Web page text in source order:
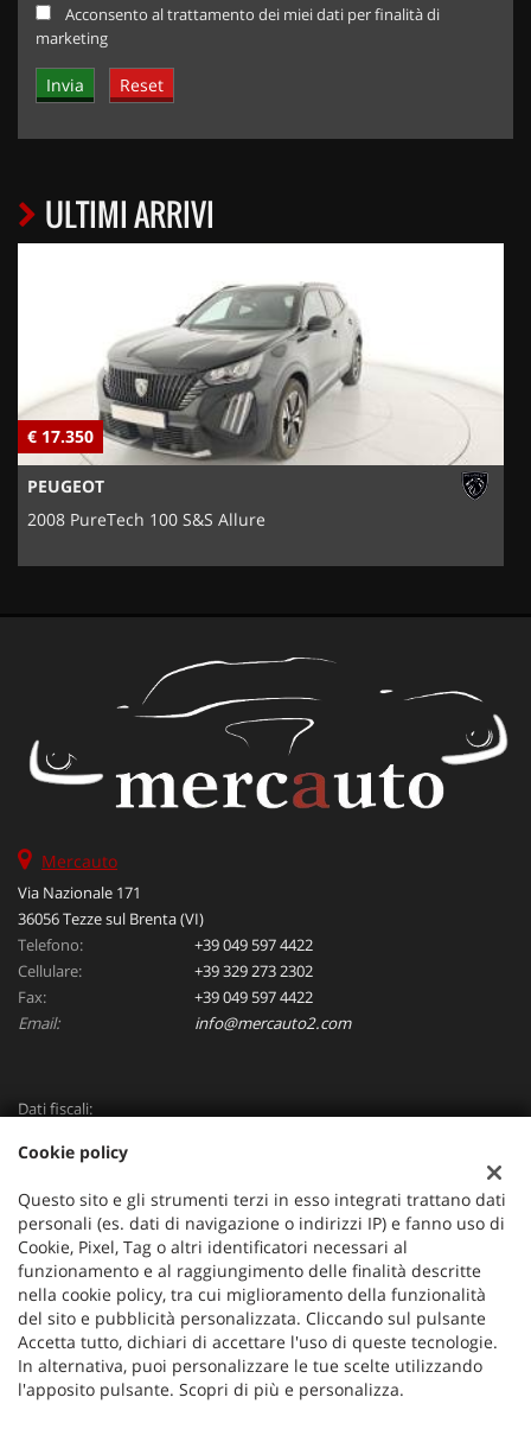
Acconsento al trattamento dei miei dati per finalità di
marketing
ULTIMI ARRIVI
€ 17.350
PEUGEOT
2008 PureTech 100 S&S Allure
Mercauto
Via Nazionale 171
36056 Tezze sul Brenta (VI)
Telefono:
+39 049 597 4422
Cellulare:
+39 329 273 2302
Fax:
+39 049 597 4422
Email:
info@mercauto2.com
Dati fiscali:
Via Nazionale, 171 PD - 36056 Tezze sul Brenta
Registro delle imprese:PD
Cookie policy
Questo sito e gli strumenti terzi in esso integrati trattano dati
personali (es. dati di navigazione o indirizzi IP) e fanno uso di
Cookie, Pixel, Tag o altri identificatori necessari al
funzionamento e al raggiungimento delle finalità descritte
nella cookie policy, tra cui miglioramento della funzionalità
del sito e pubblicità personalizzata. Cliccando sul pulsante
Accetta tutto, dichiari di accettare l'uso di queste tecnologie.
In alternativa, puoi personalizzare le tue scelte utilizzando
l'apposito pulsante. Scopri di più e personalizza.